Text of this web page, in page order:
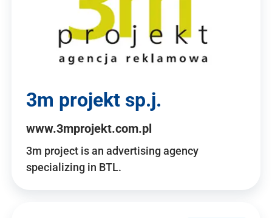
3m projekt sp.j.
www.3mprojekt.com.pl
3m project is an advertising agency
specializing in BTL.